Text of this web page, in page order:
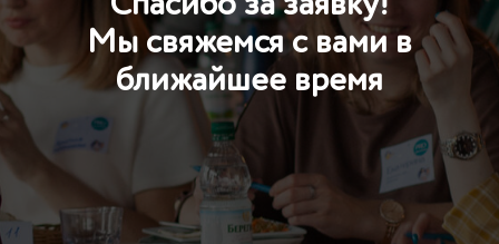
Мы свяжемся с вами в
ближайшее время